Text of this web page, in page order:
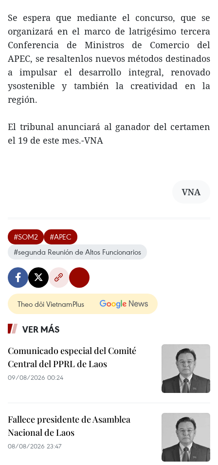
Se espera que mediante el concurso, que se
organizará en el marco de latrigésimo tercera
Conferencia de Ministros de Comercio del
APEC, se resaltenlos nuevos métodos destinados
a impulsar el desarrollo integral, renovado
ysostenible y también la creatividad en la
región.
El tribunal anunciará al ganador del certamen
el 19 de este mes.-VNA
VNA
#SOM2
#APEC
#segunda Reunión de Altos Funcionarios
Theo dõi VietnamPlus
VER MÁS
Comunicado especial del Comité
Central del PPRL de Laos
09/08/2026 00:24
Fallece presidente de Asamblea
Nacional de Laos
08/08/2026 23:47